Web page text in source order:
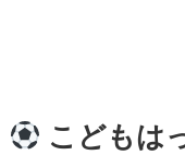
こどもは